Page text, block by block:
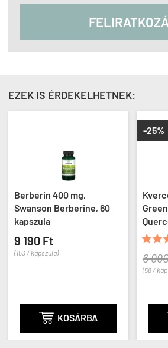
EZEK IS ÉRDEKELHETNEK:
400 mg,
Berberine, 60
KOSÁRBA
Kvercetin 250
GreenFood
Quercetin, 90
(1)
5